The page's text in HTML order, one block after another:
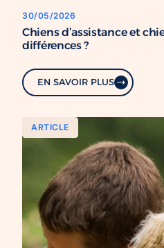
30/05/2026
Chiens d’assistance et
différences ?
EN SAVOIR PLUS
ARTICLE